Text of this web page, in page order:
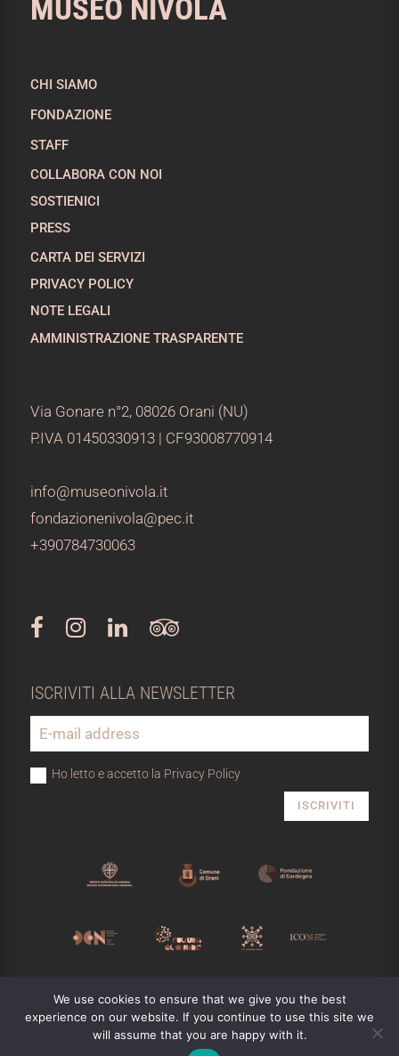
MUSEO NIVOLA
CHI SIAMO
FONDAZIONE
STAFF
COLLABORA CON NOI
SOSTIENICI
PRESS
CARTA DEI SERVIZI
PRIVACY POLICY
NOTE LEGALI
AMMINISTRAZIONE TRASPARENTE
Via Gonare n°2, 08026 Orani (NU)
P.IVA 01450330913 | CF93008770914
info@museonivola.it
fondazionenivola@pec.it
+390784730063
ISCRIVITI ALLA NEWSLETTER
Ho letto e accetto la Privacy Policy
ISCRIVITI
Copyright © 2025
Designed bym
We use cookies to ensure that we give you the best
experience on our website. If you continue to use this site we
will assume that you are happy with it.